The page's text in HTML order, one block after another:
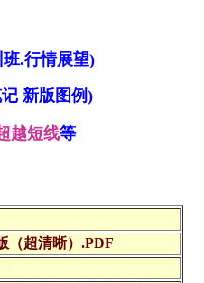
.行情展望)
新版图例)
越短线等
（超清晰）.PDF